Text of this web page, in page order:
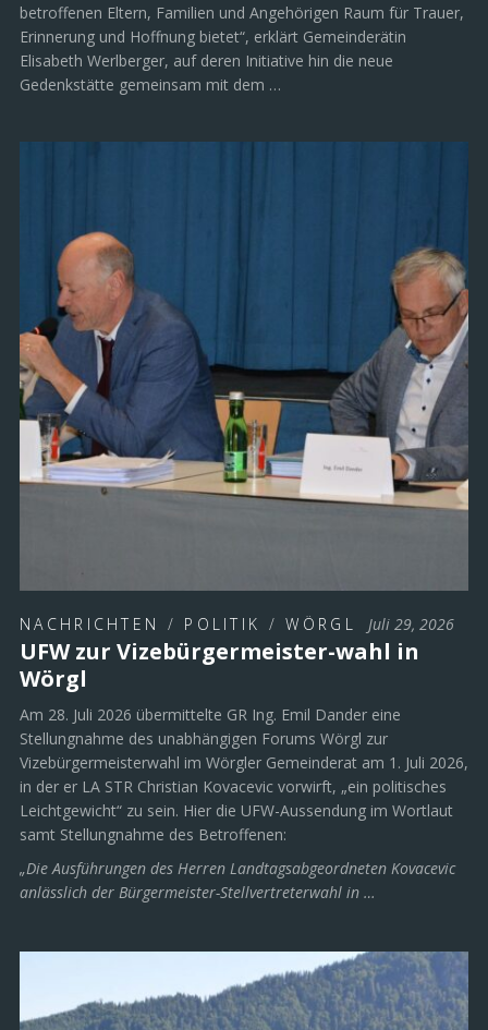
betroffenen Eltern, Familien und Angehörigen Raum für Trauer,
Erinnerung und Hoffnung bietet“, erklärt Gemeinderätin
Elisabeth Werlberger, auf deren Initiative hin die neue
Gedenkstätte gemeinsam mit dem …
NACHRICHTEN / POLITIK /WÖRGL Juli 29, 2026
UFW zur Vizebürgermeister-wahl in
Wörgl
Am 28. Juli 2026 übermittelte GR Ing. Emil Dander eine
Stellungnahme des unabhängigen Forums Wörgl zur
Vizebürgermeisterwahl im Wörgler Gemeinderat am 1. Juli 2026,
in der er LA STR Christian Kovacevic vorwirft, „ein politisches
Leichtgewicht“ zu sein. Hier die UFW-Aussendung im Wortlaut
samt Stellungnahme des Betroffenen:
„Die Ausführungen des Herren Landtagsabgeordneten Kovacevic
anlässlich der Bürgermeister-Stellvertreterwahl in …